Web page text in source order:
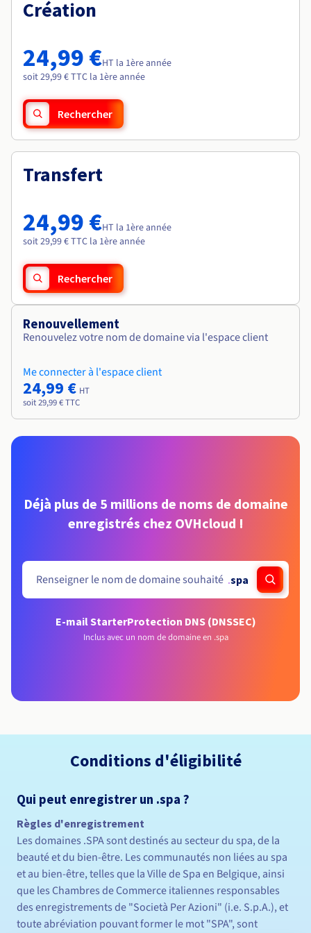
Tarifs
Roadmap & Changelog
Observabilité
Roadmap & Changelog
Roadmap & Changelog
Roadmap & Changelog
Roadmap & Changelog
Création
24,99 €HT la 1ère année
soit 29,99 € TTC la 1ère année
Rechercher
Transfert
24,99 €HT la 1ère année
soit 29,99 € TTC la 1ère année
Rechercher
Renouvellement
Renouvelez votre nom de domaine via l'espace client
Me connecter à l'espace client
24,99 € HT
soit 29,99 € TTC
Déjà plus de 5 millions de noms de domaine
enregistrés chez OVHcloud !
.spa
E-mail StarterProtection DNS (DNSSEC)
Inclus avec un nom de domaine en .spa
Conditions d'éligibilité
Qui peut enregistrer un .spa ?
Règles d'enregistrement
Les domaines .SPA sont destinés au secteur du spa, de la
beauté et du bien-être. Les communautés non liées au spa
et au bien-être, telles que la Ville de Spa en Belgique, ainsi
que les Chambres de Commerce italiennes responsables
des enregistrements de "Società Per Azioni" (i.e. S.p.A.), et
toute abréviation pouvant former le mot "SPA", sont